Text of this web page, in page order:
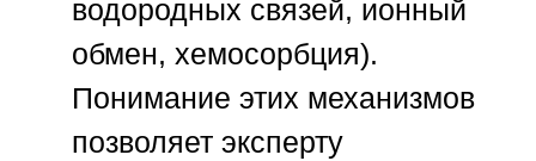
водородных связей, ионный
обмен, хемосорбция).
Понимание этих механизмов
позволяет эксперту